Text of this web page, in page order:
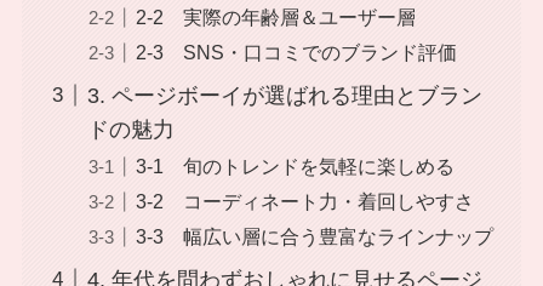
2-2 実際の年齢層＆ユーザー層
2-3 SNS・口コミでのブランド評価
3. ページボーイが選ばれる理由とブラン
ドの魅力
3-1 旬のトレンドを気軽に楽しめる
3-2 コーディネート力・着回しやすさ
3-3 幅広い層に合う豊富なラインナップ
4. 年代を問わずおしゃれに見せるページ